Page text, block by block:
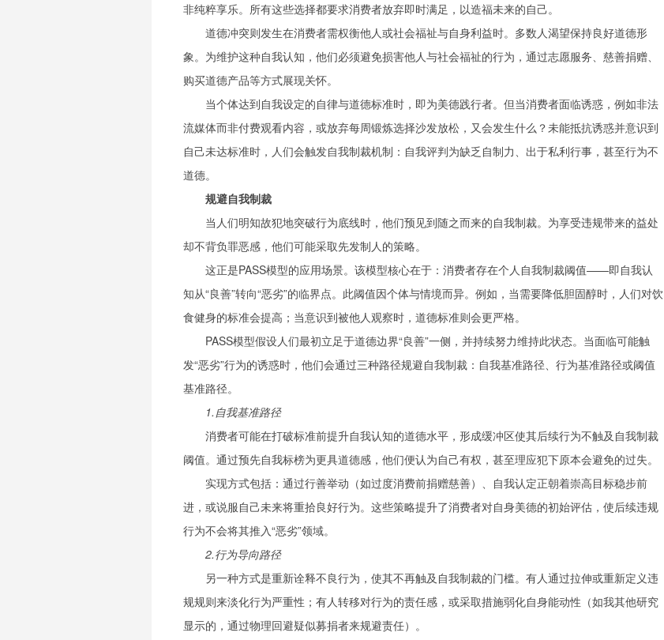
非纯粹享乐。所有这些选择都要求消费者放弃即时满足，以造福未来的自己。
道德冲突则发生在消费者需权衡他人或社会福祉与自身利益时。多数人渴望保持良好道德形
象。为维护这种自我认知，他们必须避免损害他人与社会福祉的行为，通过志愿服务、慈善捐赠、
购买道德产品等方式展现关怀。
当个体达到自我设定的自律与道德标准时，即为美德践行者。但当消费者面临诱惑，例如非法
流媒体而非付费观看内容，或放弃每周锻炼选择沙发放松，又会发生什么？未能抵抗诱惑并意识到
自己未达标准时，人们会触发自我制裁机制：自我评判为缺乏自制力、出于私利行事，甚至行为不
道德。
规避自我制裁
当人们明知故犯地突破行为底线时，他们预见到随之而来的自我制裁。为享受违规带来的益处
却不背负罪恶感，他们可能采取先发制人的策略。
这正是PASS模型的应用场景。该模型核心在于：消费者存在个人自我制裁阈值——即自我认
知从“良善”转向“恶劣”的临界点。此阈值因个体与情境而异。例如，当需要降低胆固醇时，人们对饮
食健身的标准会提高；当意识到被他人观察时，道德标准则会更严格。
PASS模型假设人们最初立足于道德边界“良善”一侧，并持续努力维持此状态。当面临可能触
发“恶劣”行为的诱惑时，他们会通过三种路径规避自我制裁：自我基准路径、行为基准路径或阈值
基准路径。
1.自我基准路径
消费者可能在打破标准前提升自我认知的道德水平，形成缓冲区使其后续行为不触及自我制裁
阈值。通过预先自我标榜为更具道德感，他们便认为自己有权，甚至理应犯下原本会避免的过失。
实现方式包括：通过行善举动（如过度消费前捐赠慈善）、自我认定正朝着崇高目标稳步前
进，或说服自己未来将重拾良好行为。这些策略提升了消费者对自身美德的初始评估，使后续违规
行为不会将其推入“恶劣”领域。
2.行为导向路径
另一种方式是重新诠释不良行为，使其不再触及自我制裁的门槛。有人通过拉伸或重新定义违
规规则来淡化行为严重性；有人转移对行为的责任感，或采取措施弱化自身能动性（如我其他研究
显示的，通过物理回避疑似募捐者来规避责任）。